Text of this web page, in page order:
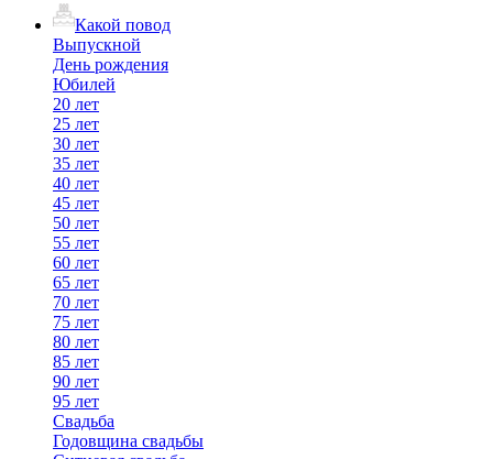
Какой повод
Выпускной
День рождения
Юбилей
20 лет
25 лет
30 лет
35 лет
40 лет
45 лет
50 лет
55 лет
60 лет
65 лет
70 лет
75 лет
80 лет
85 лет
90 лет
95 лет
Свадьба
Годовщина свадьбы